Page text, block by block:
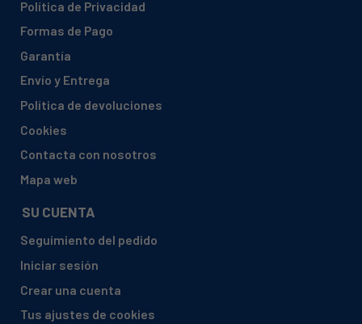
Política de Privacidad
Formas de Pago
Garantía
Envío y Entrega
Política de devoluciones
Cookies
Contacta con nosotros
Mapa web
SU CUENTA
Seguimiento del pedido
Iniciar sesión
Crear una cuenta
Tus ajustes de cookies